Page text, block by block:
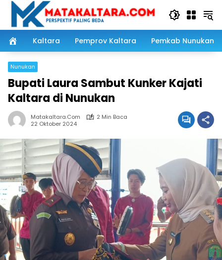
Langsung
konten
Kaltara
Pemprov Kaltara Pemkab Nunukan
Nunukan
Bupati Laura Sambut Kunker Kajati
Kaltara di Nunukan
Matakaltara.com
2 Min Baca
22 Oktober 2024